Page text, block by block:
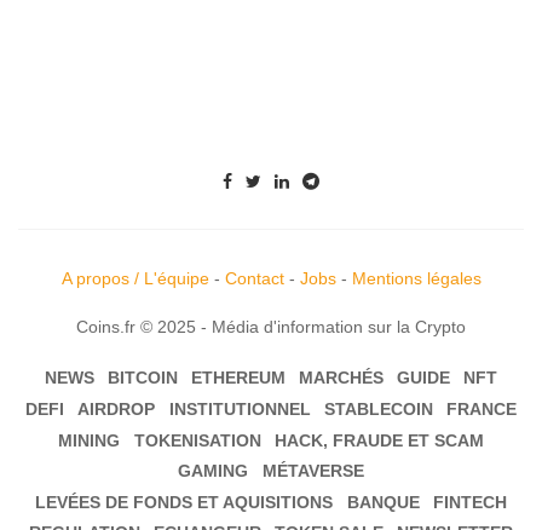
A propos / L'équipe- Contact- Jobs- Mentions légales
Coins.fr © 2025 - Média d'information sur la Crypto
NEWS BITCOIN ETHEREUM MARCHÉS GUIDE
NFT
DEFI
AIRDROP INSTITUTIONNEL STABLECOIN
FRANCE
MINING
TOKENISATION
HACK, FRAUDE ET SCAM
GAMING
MÉTAVERSE
LEVÉES DE FONDS ET AQUISITIONS
BANQUE
FINTECH